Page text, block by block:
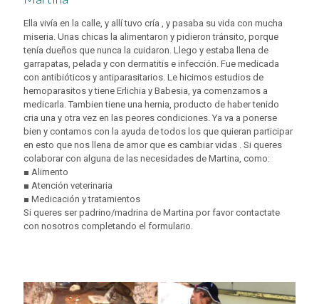
Ella vivía en la calle, y allí tuvo cría , y pasaba su vida con mucha
miseria. Unas chicas la alimentaron y pidieron tránsito, porque
tenía dueños que nunca la cuidaron. Llego y estaba llena de
garrapatas, pelada y con dermatitis e infección. Fue medicada
con antibióticos y antiparasitarios. Le hicimos estudios de
hemoparasitos y tiene Erlichia y Babesia, ya comenzamos a
medicarla. Tambien tiene una hernia, producto de haber tenido
cria una y otra vez en las peores condiciones. Ya va a ponerse
bien y contamos con la ayuda de todos los que quieran participar
en esto que nos llena de amor que es cambiar vidas . Si queres
colaborar con alguna de las necesidades de Martina, como:
■ Alimento
■ Atención veterinaria
■ Medicación y tratamientos
Si queres ser padrino/madrina de Martina por favor contactate
con nosotros completando el formulario.